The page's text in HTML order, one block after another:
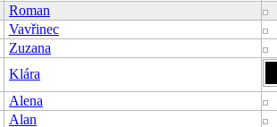
Roman
Vavřinec
Zuzana
Klára
Alena
Alan